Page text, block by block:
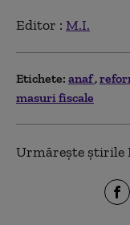
Editor : M.I.
Etichete: anaf
masuri fiscale
Urmărește știrile